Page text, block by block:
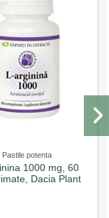
Pastile potenta
1000 mg, 60
Dacia Plant